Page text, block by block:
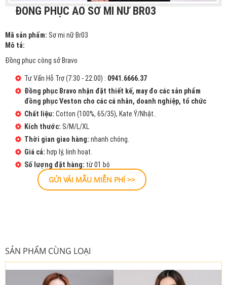
ĐỒNG PHỤC ÁO SƠ MI NỮ BR03
Mã sản phẩm: Sơ mi nữ Br03
Mô tả:
Đồng phục công sở Bravo
Tư Vấn Hỗ Trợ (7:30 - 22:00) : 0941.6666.37
Đồng phục Bravo nhận đặt thiết kế, may đo các sản phẩm
đồng phục Veston cho các cá nhân, doanh nghiệp, tổ chức
Chất liệu: Cotton (100%, 65/35), Kate Ý/Nhật..
Kích thước: S/M/L/XL
Thời gian giao hàng: nhanh chóng.
Giá cả: hợp lý, linh hoạt.
Số lượng đặt hàng: từ 01 bộ
GỬI VẢI MẪU MIỄN PHÍ >>
SẢN PHẨM CÙNG LOẠI